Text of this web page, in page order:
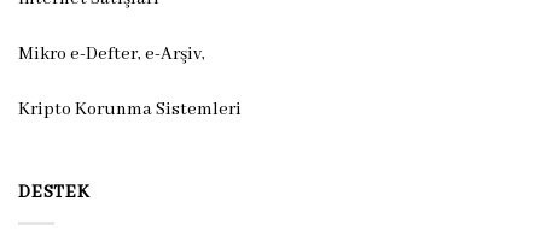
Mikro e-Defter, e-Arşiv,
Kripto Korunma Sistemleri
DESTEK